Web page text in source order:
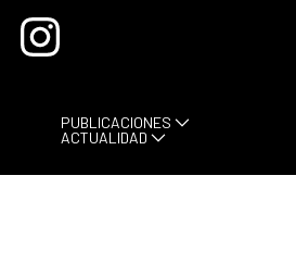
Instagram
PUBLICACIONES
ACTUALIDAD